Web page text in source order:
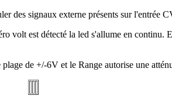
des signaux externe présents sur l'entrée
volt est détecté la led s'allume en
de +/-6V et le Range autorise une